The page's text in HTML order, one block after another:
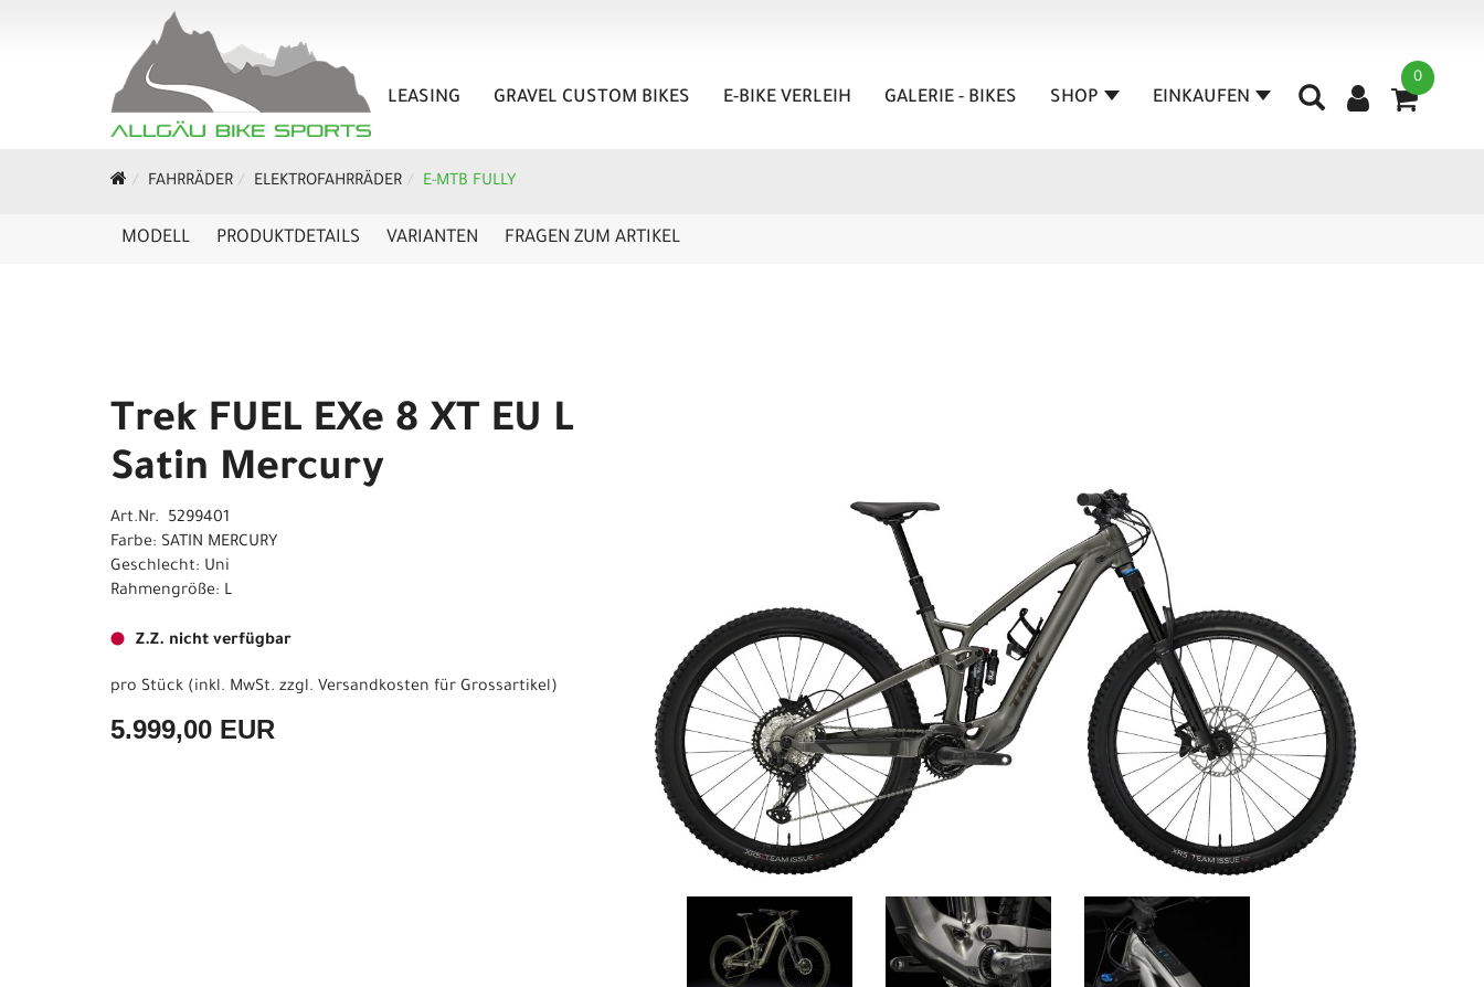
0
LEASING GRAVEL CUSTOM BIKES E-BIKE VERLEIH GALERIE - BIKES SHOP EINKAUFEN
FAHRRÄDER ELEKTROFAHRRÄDER E-MTB FULLY
MODELL PRODUKTDETAILS VARIANTEN FRAGEN ZUM ARTIKEL
Trek FUEL EXe 8 XT EU L
Satin Mercury
Art.Nr. 5299401
Farbe: SATIN MERCURY
Geschlecht: Uni
Rahmengröße: L
Z.Z. nicht verfügbar
pro Stück (inkl. MwSt. zzgl. Versandkosten für Grossartikel)
5.999,00 EUR